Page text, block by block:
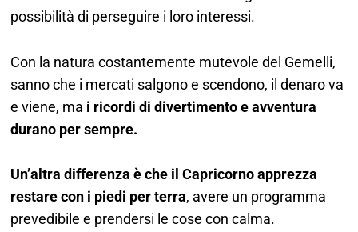
possibilità di perseguire i loro interessi.
Con la natura costantemente mutevole del Gemelli,
sanno che i mercati salgono e scendono, il denaro va
e viene, ma i ricordi di divertimento e avventura
durano per sempre.
Un’altra differenza è che il Capricorno apprezza
restare con i piedi per terra, avere un programma
prevedibile e prendersi le cose con calma.